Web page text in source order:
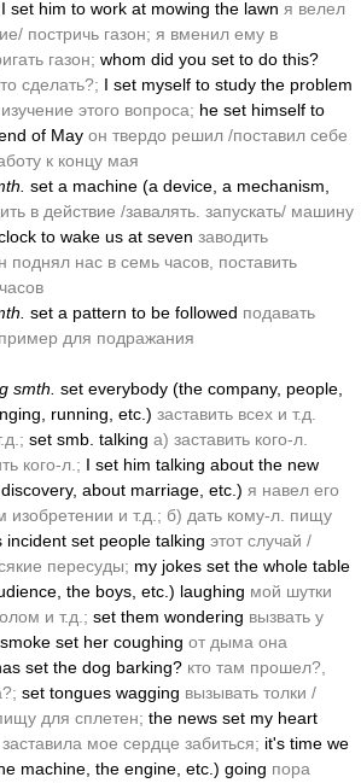
I set him to work at mowing the lawn я велел
постричь газон; я вменил ему в
газон; whom did you set to do this?
сделать?; I set myself to study the problem
этого вопроса; he set himself to
of May он твердо решил /поставил себе
к концу мая
set a machine (a device, a mechanism,
в действие /завалять. запускать/ машину
to wake us at seven заводить
поднял нас в семь часов, поставить
set a pattern to be followed подавать
для подражания
smth. set everybody (the company, people,
running, etc.) заставить всех и т.д.
set smb. talking а) заставить кого-л.
кого-л.; I set him talking about the new
about marriage, etc.) я навел его
изобретении и т.д.; б) дать кому-л. пищу
incident set people talking этот случай /
пересуды; my jokes set the whole table
the boys, etc.) laughing мой шутки
и т.д.; set them wondering вызвать у
set her coughing от дыма она
set the dog barking? кто там прошел?,
set tongues wagging вызывать толки /
для сплетен; the news set my heart
заставила мое сердце забиться; it's time we
machine, the engine, etc.) going пора